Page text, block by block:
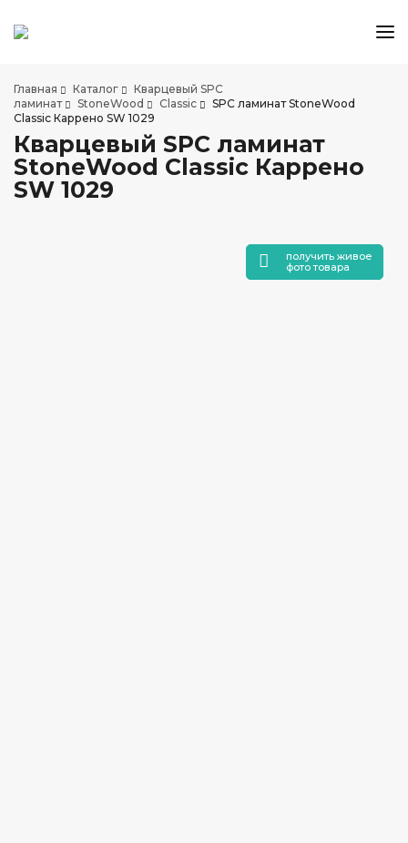
АКЦИИ И СКИДКИ
О КОМПАНИИ
НАШИ МАГАЗИНЫ
ДОСТАВКА И ОПЛАТА
Главная Каталог
Кварцевый SPC
ламинат
StoneWood Classic
SPC ламинат StoneWood
Classic Каррено SW 1029
Кварцевый SPC ламинат
StoneWood Classic Каррено
SW 1029
получить живое
фото товара